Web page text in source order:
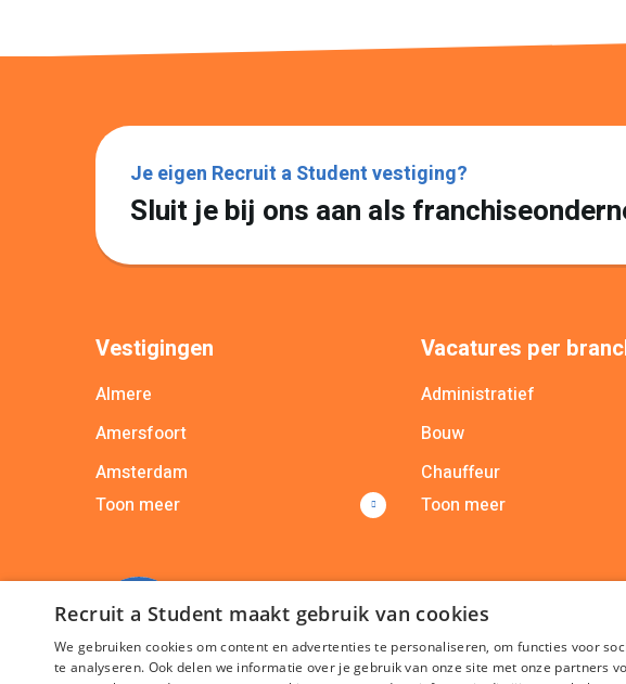
Je eigen Recruit a Student vestiging?
Sluit je bij ons aan als
Vestigingen
Almere
Amersfoort
Amsterdam
Apeldoorn
Breda
Bekijk alle vestigingen
Toon meer
Vacatures per
Administratief
Bouw
Chauffeur
Commercieel
Bekijk alle branches
Toon meer
Recruit a Student maakt gebruik van cookies
We gebruiken cookies om content en advertenties te personaliseren, om functies voor
te analyseren. Ook delen we informatie over je gebruik van onze site met onze partners